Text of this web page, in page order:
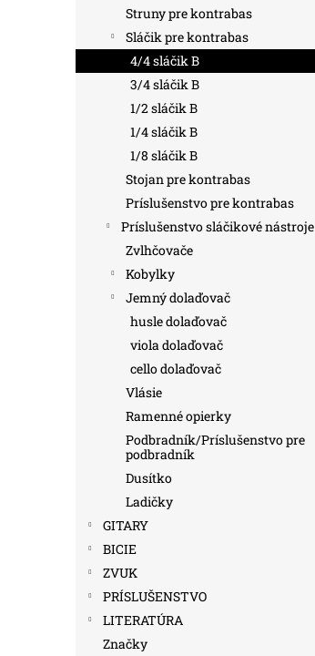
Struny pre kontrabas
Sláčik pre kontrabas
4/4 sláčik B
3/4 sláčik B
1/2 sláčik B
1/4 sláčik B
1/8 sláčik B
Stojan pre kontrabas
Príslušenstvo pre kontrabas
Príslušenstvo sláčikové nástroje
Zvlhčovače
Kobylky
Jemný dolaďovač
husle dolaďovač
viola dolaďovač
cello dolaďovač
Vlásie
Ramenné opierky
Podbradník/Príslušenstvo pre
podbradník
Dusítko
Ladičky
GITARY
BICIE
ZVUK
PRÍSLUŠENSTVO
LITERATÚRA
Značky